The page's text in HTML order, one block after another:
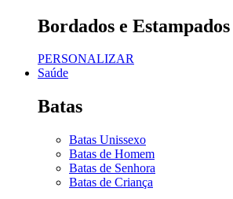
Bordados e Estampados
PERSONALIZAR
Saúde
Batas
Batas Unissexo
Batas de Homem
Batas de Senhora
Batas de Criança